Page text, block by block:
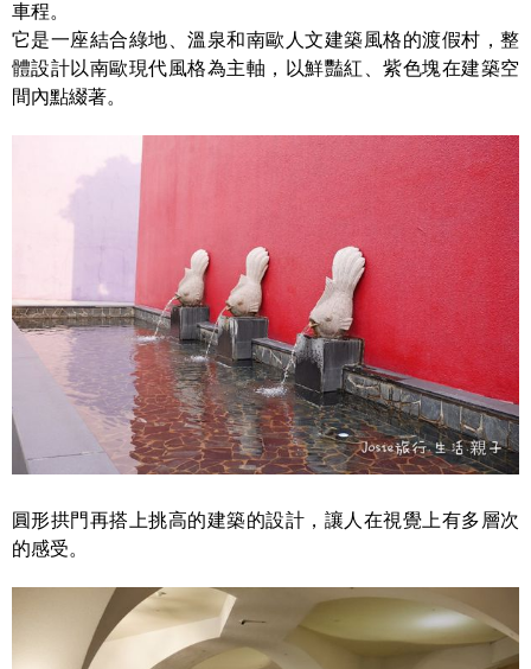
車程。
它是一座結合綠地、溫泉和南歐人文建築風格的渡假村，整
體設計以南歐現代風格為主軸，以鮮豔紅、紫色塊在建築空
間內點綴著。
圓形拱門再搭上挑高的建築的設計，讓人在視覺上有多層次
的感受。